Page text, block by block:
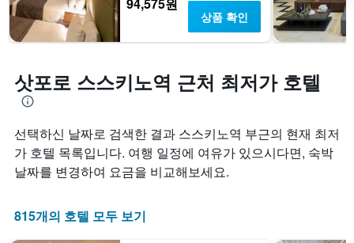
상품 확인
삿포로 스스키노역 근처 최저가 호텔
선택하신 날짜로 검색한 결과 스스키노역 부근의 현재 최저
가 호텔 목록입니다. 여행 일정에 여유가 있으시다면, 숙박
날짜를 변경하여 요금을 비교해보세요.
815개의 호텔 모두 보기